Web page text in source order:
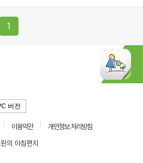
1
버전
이용약관
개인정보 처리방침
의 아침편지